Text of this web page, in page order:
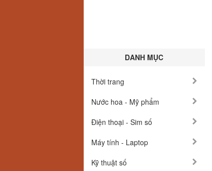
DANH MỤC
Thời trang
Nước hoa - Mỹ phẩm
Điện thoại - Sim số
Máy tính - Laptop
Kỹ thuật số